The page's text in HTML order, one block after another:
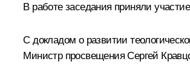
В работе заседания приняли
С докладом о развитии
Министр просвещенияСергей